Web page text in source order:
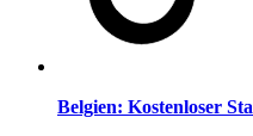
Belgien: Kostenloser